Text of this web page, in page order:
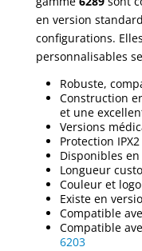
en version
configurations.
personnalisables
Robuste,
Construction
et une
Versions
Protection IPX2
Disponibles
Longueur
Couleur et
Existe en
Compatible
Compatible
6203